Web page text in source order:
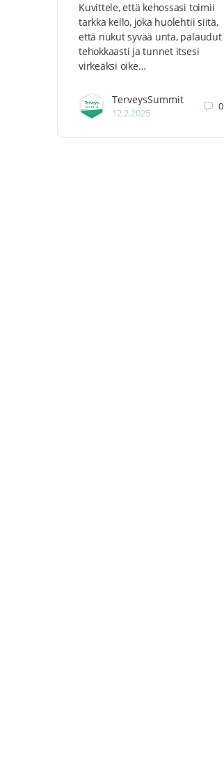
Kuvittele, että kehossasi toimii
tarkka kello, joka huolehtii siitä,
että nukut syvää unta, palaudut
tehokkaasti ja tunnet itsesi
virkeäksi oike…
TerveysSummit
12.2.2025
0